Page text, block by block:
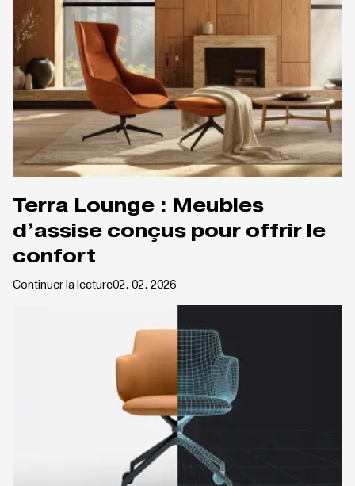
Terra Lounge : Meubles
d’assise conçus pour offrir le
confort
Continuer la lecture02. 02. 2026